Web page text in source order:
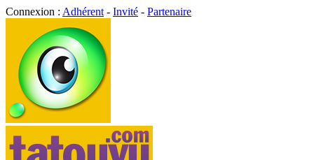
Connexion : Adhérent - Invité - Partenaire